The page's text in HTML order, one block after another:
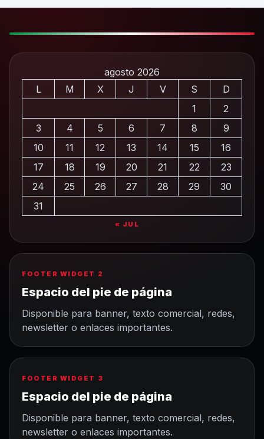
agosto 2026
L
M X J V S
D
1
2
3
4 5 6 7 8
9
10
11 12 13 14 15
16
17
18 19 20 21 22
23
24
25 26 27 28 29
30
31
« JUL
FOOTER WIDGET 2
Espacio del pie de página
Disponible para banner, texto comercial, redes,
newsletter o enlaces importantes.
FOOTER WIDGET 3
Espacio del pie de página
Disponible para banner, texto comercial, redes,
newsletter o enlaces importantes.